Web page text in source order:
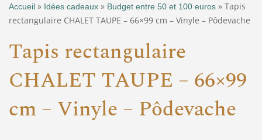
Accueil » Idées cadeaux » Budget entre 50 et 100 euros » Tapis
rectangulaire CHALET TAUPE – 66×99 cm – Vinyle – Pôdevache
Tapis rectangulaire
CHALET TAUPE – 66×99
cm – Vinyle – Pôdevache